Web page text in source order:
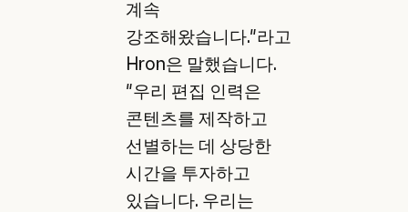
계속
강조해왔습니다."라고
Hron은 말했습니다.
"우리 편집 인력은
콘텐츠를 제작하고
선별하는 데 상당한
시간을 투자하고
있습니다. 우리는